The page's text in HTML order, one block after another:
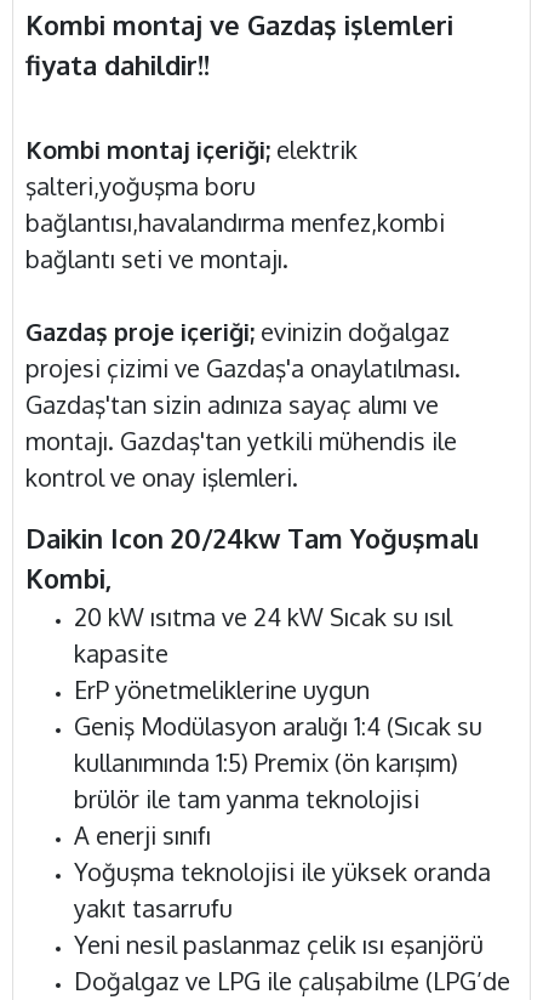
Kombi montaj ve Gazdaş işlemleri
fiyata dahildir!!
Kombi montaj içeriği; elektrik
şalteri,yoğuşma boru
bağlantısı,havalandırma menfez,kombi
bağlantı seti ve montajı.
Gazdaş proje içeriği; evinizin doğalgaz
projesi çizimi ve Gazdaş'a onaylatılması.
Gazdaş'tan sizin adınıza sayaç alımı ve
montajı. Gazdaş'tan yetkili mühendis ile
kontrol ve onay işlemleri.
Daikin Icon 20/24kw Tam Yoğuşmalı
Kombi,
20 kW ısıtma ve 24 kW Sıcak su ısıl
kapasite
ErP yönetmeliklerine uygun
Geniş Modülasyon aralığı 1:4 (Sıcak su
kullanımında 1:5) Premix (ön karışım)
brülör ile tam yanma teknolojisi
A enerji sınıfı
Yoğuşma teknolojisi ile yüksek oranda
yakıt tasarrufu
Yeni nesil paslanmaz çelik ısı eşanjörü
Doğalgaz ve LPG ile çalışabilme (LPG’de